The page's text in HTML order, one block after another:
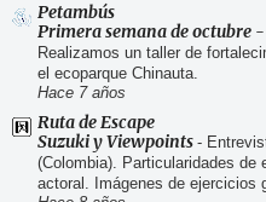
Petambús
Primera semana de octubre
Realizamos un taller de
el ecoparque Chinauta.
Hace 7 años
Ruta de Escape
Suzuki y Viewpoints -
(Colombia). Particularidades
actoral. Imágenes de ejercicios